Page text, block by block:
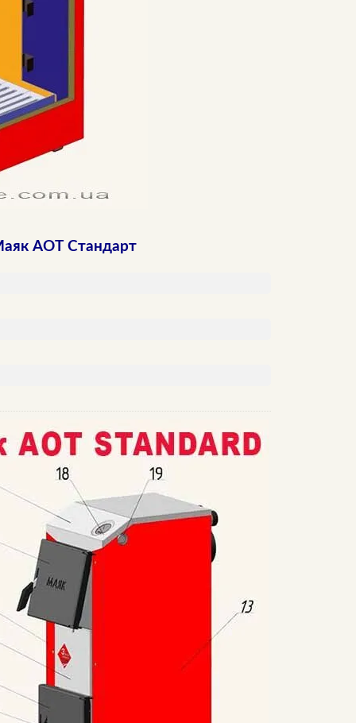
АОТ Стандарт